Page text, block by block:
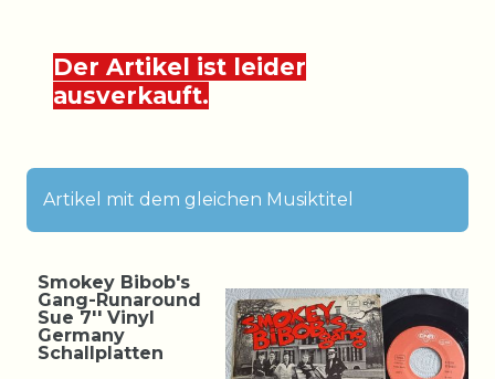
Der Artikel ist leider
ausverkauft.
Artikel mit dem gleichen Musiktitel
Smokey Bibob's
Gang-Runaround
Sue 7'' Vinyl
Germany
Schallplatten